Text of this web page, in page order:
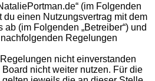
(im Folgenden
du einen Nutzungsvertrag mit dem
ab (im Folgenden „Betreiber“) und
Regelungen
nicht einverstanden
Board nicht weiter nutzen. Für die